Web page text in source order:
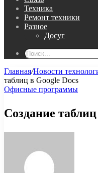
Техника
Ремонт техники
Разное
Досуг
Главная/Новости
таблиц в Google Docs
Офисные программы
Создание